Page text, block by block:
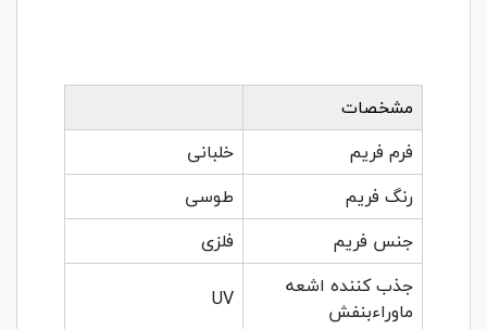
مشخصات
فرم فریم
خلبانی
رنگ فریم
طوسی
جنس فریم
فلزی
جذب کننده اشعه
ماوراءبنفش
UV